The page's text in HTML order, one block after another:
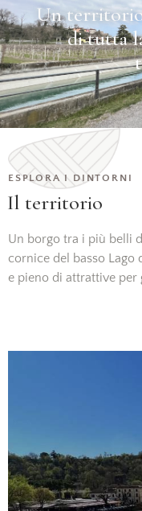
Un
di tutta
ESPLORA I DINTORNI
Il territorio
Un borgo tra i più belli
cornice del basso
e pieno di attrattive per